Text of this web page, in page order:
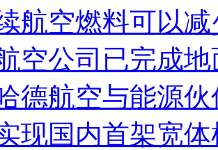
航空燃料可以
空公司已完成
德航空与能源
现国内首架宽